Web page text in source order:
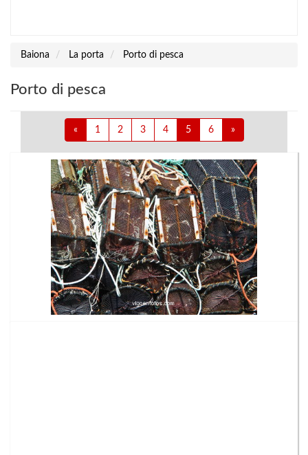
Baiona La porta Porto di pesca
Porto di pesca
« 1 2 3 4 5 6 »